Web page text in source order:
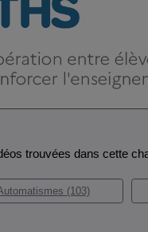
trouvées dans cette
(103)